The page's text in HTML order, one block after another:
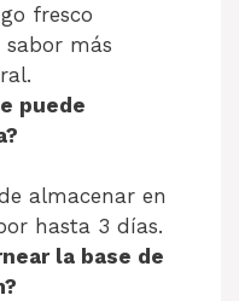
fresco
más
puede
almacenar en
hasta 3 días.
la base de